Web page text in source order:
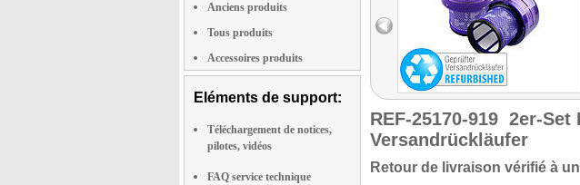
Anciens produits
Tous produits
Accessoires produits
Eléments de support:
Téléchargement de notices,
pilotes, vidéos
FAQ service technique
REF-25170-919 2er-Set
Versandrückläufer
Retour de livraison vérifié à